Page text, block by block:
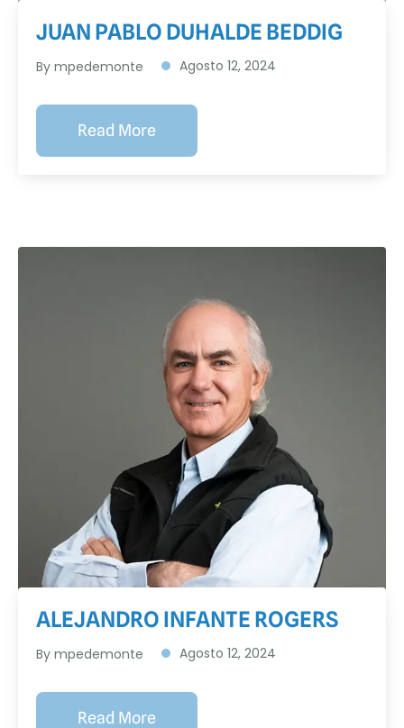
JUAN PABLO DUHALDE BEDDIG
By mpedemonte Agosto 12, 2024
Read More
ALEJANDRO INFANTE ROGERS
By mpedemonte Agosto 12, 2024
Read More